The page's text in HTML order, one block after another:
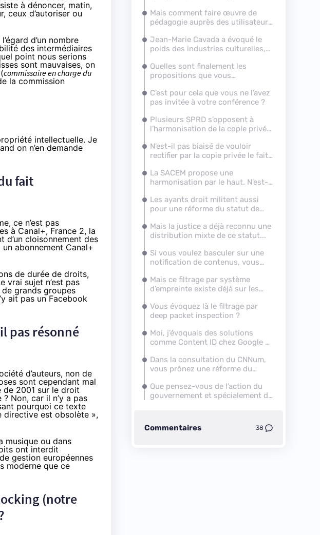
à dénoncer, matin,
ceux d’autoriser ou
d’un nombre
des intermédiaires
point nous serions
sont mauvaises, on
commissaire en charge du
la commission
intellectuelle. Je
on n’en demande
fait
ce n’est pas
à Canal+, France 2, la
d’un cloisonnement des
abonnement Canal+
de durée de droits,
vrai sujet n’est pas
grands groupes
ait pas un Facebook
pas résonné
d’auteurs, non de
sont cependant mal
de 2001 sur le droit
Non, car il n’y a pas
pourquoi ce texte
directive est obsolète »,
musique ou dans
ont interdit
gestion européennes
moderne que ce
(notre
réponse, c’est donc la
portabilité ?
Mais comment faire œuvre de
pédagogie auprès des utilisateurs
encore des enclos ?
Jean-Marie Cavada a évoqué le
poids des industries culturelles,
mais dans le même temps, il note
que la plupart des créateurs sont
contradiction ?
Quelles sont finalement les
propositions que vous
Reda ?
C’est pour cela que vous ne l’avez
pas invitée à votre conférence ?
Plusieurs SPRD s’opposent à
l’harmonisation de la copie privée,
contre le marché gris. Pourquoi ?
N’est-il pas biaisé de vouloir
rectifier par la copie privée le fait
installées en Asie, d’autant que
ces sont les consommateurs qui
La SACEM propose une
harmonisation par le haut. N’est-
Les ayants droit militent aussi
pour une réforme du statut de
cloche ?
Mais la justice a déjà reconnu une
distribution mixte de ce statut...
Si vous voulez basculer sur une
notification de contenus, vous
filtrage...
Mais ce filtrage par système
d’empreinte existe déjà sur les
Vous évoquez là le filtrage par
deep packet inspection ?
Moi, j’évoquais des solutions
comme Content ID chez Google et
Pourquoi ne travaillez-vous pas
avec ces acteurs ?
Dans la consultation du CNNum,
vous prônez une réforme du
seraient les clefs ? Une taxe sur
la bande passante, une
Que pensez-vous de l’action du
gouvernement et spécialement de
Commentaires
38